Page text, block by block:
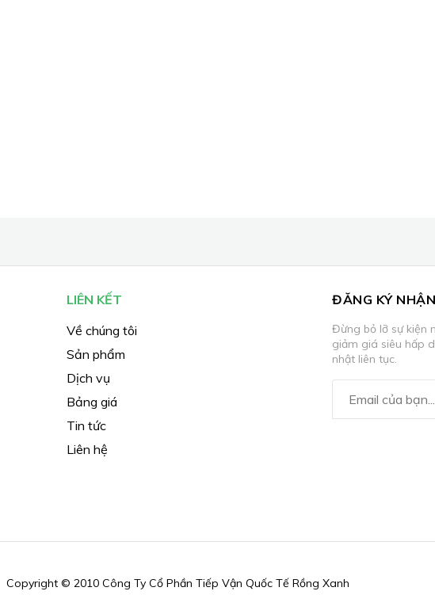
LIÊN KẾT
Về chúng tôi
Sản phẩm
Dịch vụ
Bảng giá
Tin tức
Liên hệ
ĐĂNG KÝ
Đừng bỏ lỡ sự kiện
giảm giá siêu hấp
nhật liên tục.
Copyright © 2010 Công Ty Cổ Phần Tiếp Vận Quốc Tế Rồng Xanh